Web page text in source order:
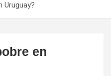
Uruguay?
en